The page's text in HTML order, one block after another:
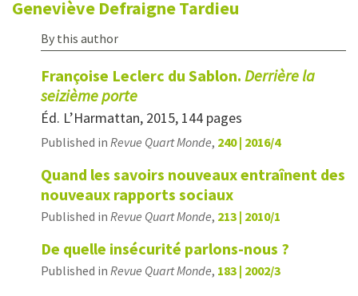
Geneviève Defraigne Tardieu
By this author
Françoise Leclerc du Sablon. Derrière la
seizième porte
Éd. L’Harmattan, 2015, 144 pages
Published in Revue Quart Monde, 240 | 2016/4
Quand les savoirs nouveaux entraînent des
nouveaux rapports sociaux
Published in Revue Quart Monde, 213 | 2010/1
De quelle insécurité parlons-nous ?
Published in Revue Quart Monde, 183 | 2002/3